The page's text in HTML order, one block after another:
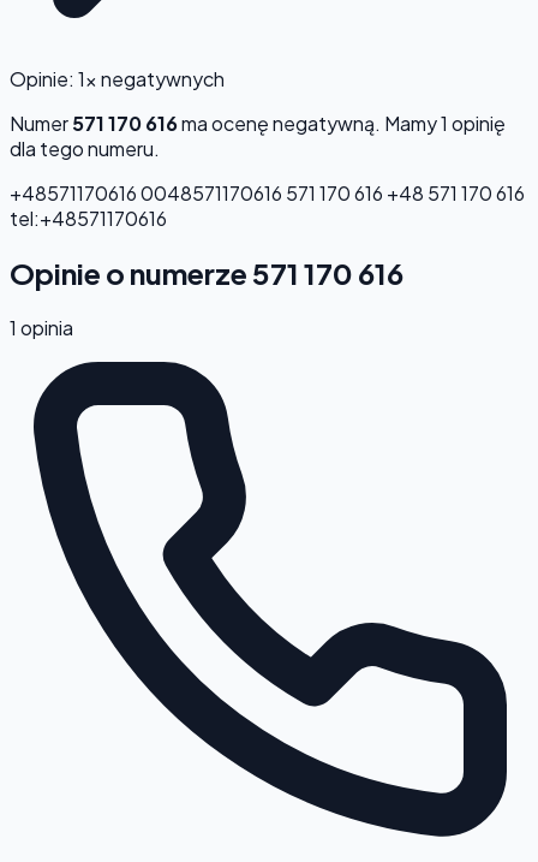
Opinie: 1x negatywnych
Numer571 170 616ma ocenęnegatywną. Mamy 1 opinię
dla tego numeru.
+485711706160048571170616 571 170 616 +48 571 170 616
tel:+48571170616
Opinie o numerze 571 170 616
1 opinia